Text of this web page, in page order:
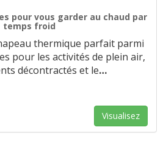
pour vous garder au chaud par
temps froid
thermique parfait parmi
pour les activités de plein air,
décontractés et le…
Visualisez